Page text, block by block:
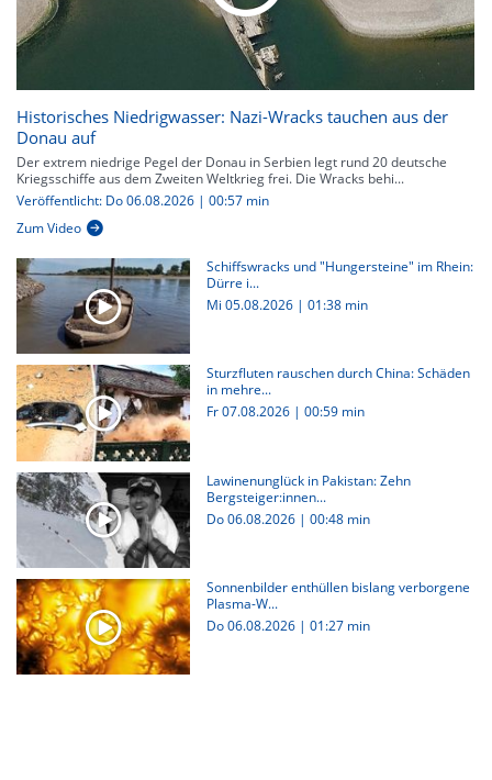
Historisches Niedrigwasser: Nazi-Wracks tauchen aus der
Donau auf
Der extrem niedrige Pegel der Donau in Serbien legt rund 20 deutsche
Kriegsschiffe aus dem Zweiten Weltkrieg frei. Die Wracks behi...
Veröffentlicht: Do 06.08.2026 | 00:57 min
Zum Video
Schiffswracks und "Hungersteine" im Rhein:
Dürre i...
Mi 05.08.2026 | 01:38 min
Sturzfluten rauschen durch China: Schäden
in mehre...
Fr 07.08.2026 | 00:59 min
Lawinenunglück in Pakistan: Zehn
Bergsteiger:innen...
Do 06.08.2026 | 00:48 min
Sonnenbilder enthüllen bislang verborgene
Plasma-W...
Do 06.08.2026 | 01:27 min